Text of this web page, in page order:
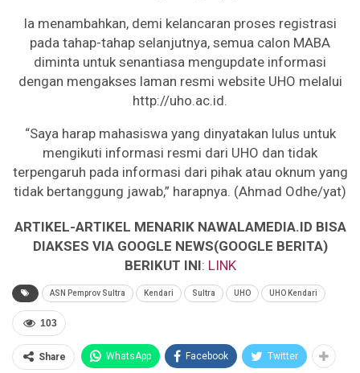
Ia menambahkan, demi kelancaran proses registrasi
pada tahap-tahap selanjutnya, semua calon MABA
diminta untuk senantiasa mengupdate informasi
dengan mengakses laman resmi website UHO melalui
http://uho.ac.id.
“Saya harap mahasiswa yang dinyatakan lulus untuk
mengikuti informasi resmi dari UHO dan tidak
terpengaruh pada informasi dari pihak atau oknum yang
tidak bertanggung jawab,” harapnya. (Ahmad Odhe/yat)
ARTIKEL-ARTIKEL MENARIK NAWALAMEDIA.ID BISA
DIAKSES VIA GOOGLE NEWS(GOOGLE BERITA)
BERIKUT INI: LINK
ASN Pemprov Sultra Kendari Sultra UHO UHO Kendari
103
Share WhatsApp Facebook Twitter